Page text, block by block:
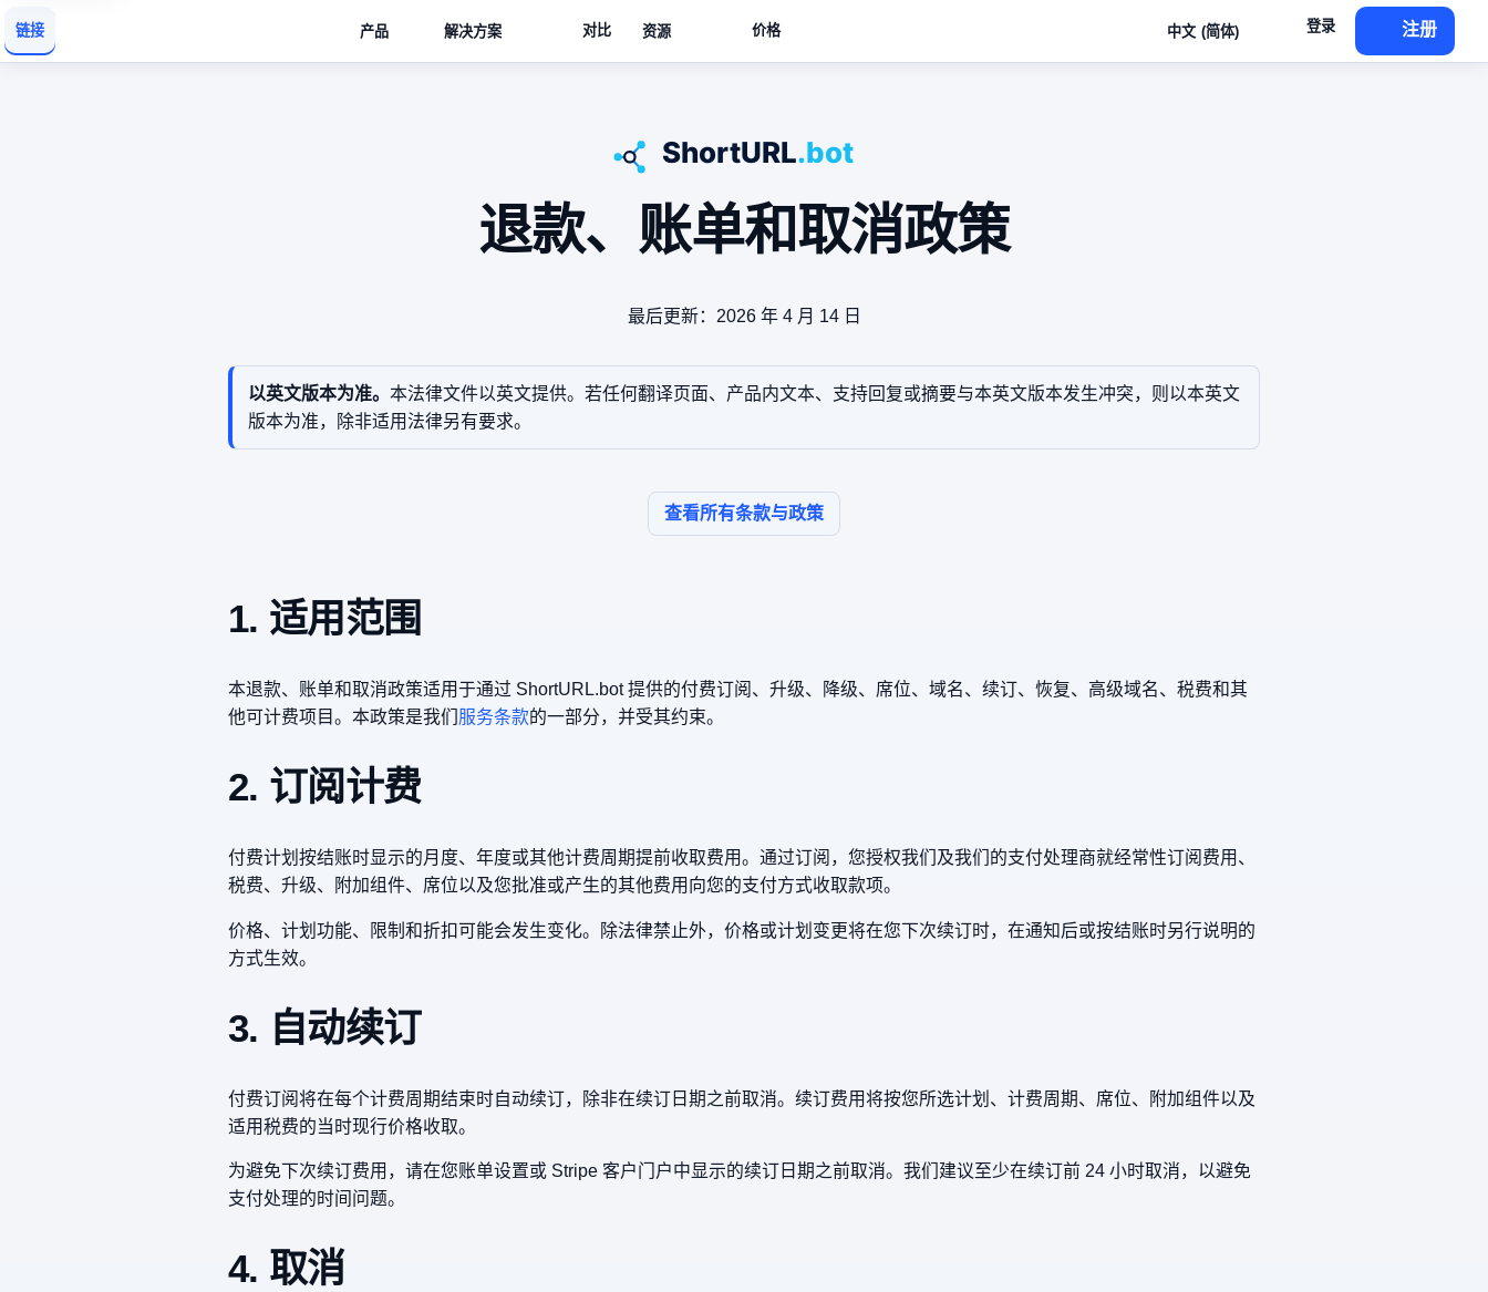
链接 产品 解决方案 对比 资源 价格 中文 (简体) 登录 注册
退款、账单和取消政策
最后更新：2026 年 4 月 14 日
以英文版本为准。 本法律文件以英文提供。若任何翻译页面、产品内文本、支持回复或摘要与本英文版本发生冲突，则以本英文
版本为准，除非适用法律另有要求。
查看所有条款与政策
1. 适用范围
本退款、账单和取消政策适用于通过 ShortURL.bot 提供的付费订阅、升级、降级、席位、域名、续订、恢复、高级域名、税费和其
他可计费项目。本政策是我们 服务条款的一部分，并受其约束。
2. 订阅计费
付费计划按结账时显示的月度、年度或其他计费周期提前收取费用。通过订阅，您授权我们及我们的支付处理商就经常性订阅费用、
税费、升级、附加组件、席位以及您批准或产生的其他费用向您的支付方式收取款项。
价格、计划功能、限制和折扣可能会发生变化。除法律禁止外，价格或计划变更将在您下次续订时，在通知后或按结账时另行说明的
方式生效。
3. 自动续订
付费订阅将在每个计费周期结束时自动续订，除非在续订日期之前取消。续订费用将按您所选计划、计费周期、席位、附加组件以及
适用税费的当时现行价格收取。
为避免下次续订费用，请在您账单设置或 Stripe 客户门户中显示的续订日期之前取消。我们建议至少在续订前 24 小时取消，以避免
支付处理的时间问题。
4. 取消